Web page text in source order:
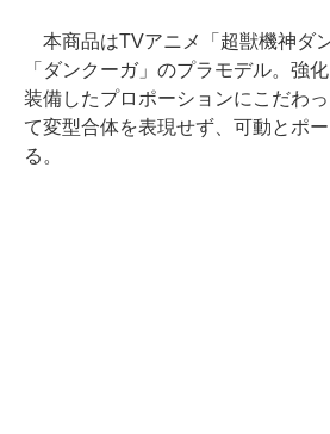
本商品はTVアニメ「超獣機神ダ
「ダンクーガ」のプラモデル。強
装備したプロポーションにこだわ
て変型合体を表現せず、可動とポ
る。